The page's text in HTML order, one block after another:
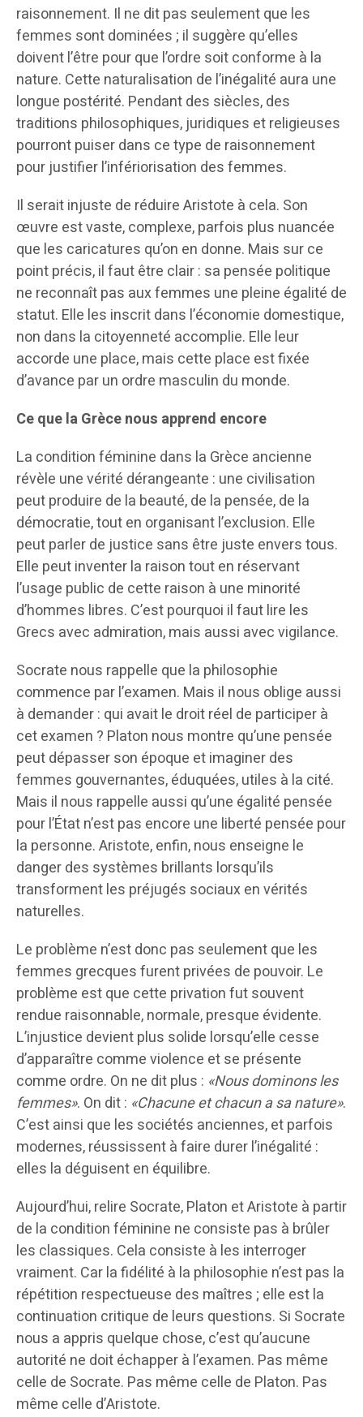
raisonnement. Il ne dit pas seulement que les
femmes sont dominées ; il suggère qu’elles
doivent l’être pour que l’ordre soit conforme à la
nature. Cette naturalisation de l’inégalité aura une
longue postérité. Pendant des siècles, des
traditions philosophiques, juridiques et religieuses
pourront puiser dans ce type de raisonnement
pour justifier l’infériorisation des femmes.
Il serait injuste de réduire Aristote à cela. Son
œuvre est vaste, complexe, parfois plus nuancée
que les caricatures qu’on en donne. Mais sur ce
point précis, il faut être clair : sa pensée politique
ne reconnaît pas aux femmes une pleine égalité de
statut. Elle les inscrit dans l’économie domestique,
non dans la citoyenneté accomplie. Elle leur
accorde une place, mais cette place est fixée
d’avance par un ordre masculin du monde.
Ce que la Grèce nous apprend encore
La condition féminine dans la Grèce ancienne
révèle une vérité dérangeante : une civilisation
peut produire de la beauté, de la pensée, de la
démocratie, tout en organisant l’exclusion. Elle
peut parler de justice sans être juste envers tous.
Elle peut inventer la raison tout en réservant
l’usage public de cette raison à une minorité
d’hommes libres. C’est pourquoi il faut lire les
Grecs avec admiration, mais aussi avec vigilance.
Socrate nous rappelle que la philosophie
commence par l’examen. Mais il nous oblige aussi
à demander : qui avait le droit réel de participer à
cet examen ? Platon nous montre qu’une pensée
peut dépasser son époque et imaginer des
femmes gouvernantes, éduquées, utiles à la cité.
Mais il nous rappelle aussi qu’une égalité pensée
pour l’État n’est pas encore une liberté pensée pour
la personne. Aristote, enfin, nous enseigne le
danger des systèmes brillants lorsqu’ils
transforment les préjugés sociaux en vérités
naturelles.
Le problème n’est donc pas seulement que les
femmes grecques furent privées de pouvoir. Le
problème est que cette privation fut souvent
rendue raisonnable, normale, presque évidente.
L’injustice devient plus solide lorsqu’elle cesse
d’apparaître comme violence et se présente
comme ordre. On ne dit plus : «Nous dominons les
femmes». On dit : «Chacune et chacun a sa nature».
C’est ainsi que les sociétés anciennes, et parfois
modernes, réussissent à faire durer l’inégalité :
elles la déguisent en équilibre.
Aujourd’hui, relire Socrate, Platon et Aristote à partir
de la condition féminine ne consiste pas à brûler
les classiques. Cela consiste à les interroger
vraiment. Car la fidélité à la philosophie n’est pas la
répétition respectueuse des maîtres ; elle est la
continuation critique de leurs questions. Si Socrate
nous a appris quelque chose, c’est qu’aucune
autorité ne doit échapper à l’examen. Pas même
celle de Socrate. Pas même celle de Platon. Pas
même celle d’Aristote.